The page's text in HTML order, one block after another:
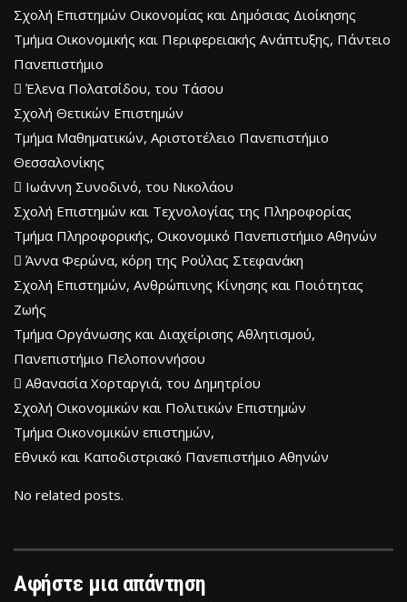
Σχολή Επιστημών Οικονομίας και Δημόσιας Διοίκησης
Τμήμα Οικονομικής και Περιφερειακής Ανάπτυξης, Πάντειο
Πανεπιστήμιο
 Έλενα Πολατσίδου, του Τάσου
Σχολή Θετικών Επιστημών
Τμήμα Μαθηματικών, Αριστοτέλειο Πανεπιστήμιο
Θεσσαλονίκης
 Ιωάννη Συνοδινό, του Νικολάου
Σχολή Επιστημών και Τεχνολογίας της Πληροφορίας
Τμήμα Πληροφορικής, Οικονομικό Πανεπιστήμιο Αθηνών
 Άννα Φερώνα, κόρη της Ρούλας Στεφανάκη
Σχολή Επιστημών, Ανθρώπινης Κίνησης και Ποιότητας
Ζωής
Τμήμα Οργάνωσης και Διαχείρισης Αθλητισμού,
Πανεπιστήμιο Πελοποννήσου
 Αθανασία Χορταργιά, του Δημητρίου
Σχολή Οικονομικών και Πολιτικών Επιστημών
Τμήμα Οικονομικών επιστημών,
Εθνικό και Καποδιστριακό Πανεπιστήμιο Αθηνών
No related posts.
Αφήστε μια απάντηση